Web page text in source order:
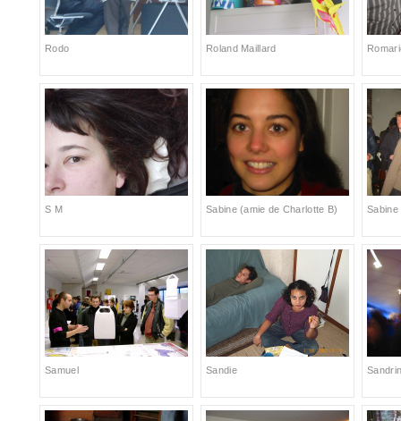
Rodo Roland Maillard
S M Sabine (amie de Charlotte B) Sabine
Samuel Sandie